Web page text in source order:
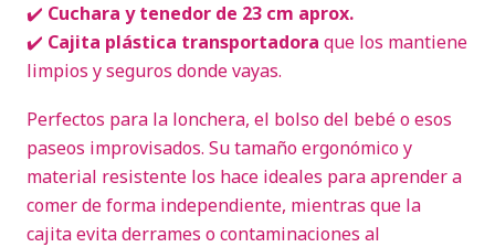
✔️ Cuchara y tenedor de 23 cm aprox.
✔️ Cajita plástica transportadora que los mantiene
limpios y seguros donde vayas.
Perfectos para la lonchera, el bolso del bebé o esos
paseos improvisados. Su tamaño ergonómico y
material resistente los hace ideales para aprender a
comer de forma independiente, mientras que la
cajita evita derrames o contaminaciones al